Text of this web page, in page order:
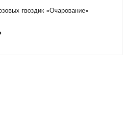
гвоздик «Очарование»